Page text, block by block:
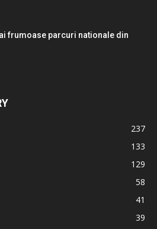
frumoase parcuri nationale din
237
133
129
58
41
39